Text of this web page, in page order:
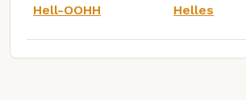
Hell-OOHH Helles